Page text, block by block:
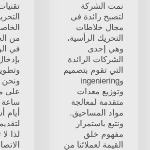
نمت الشركة
لتصبح رائدة في
مجال خلاطات
التحريك الرأسية،
وهي إحدى
الشركات الرائدة
التي تقوم بتصميم
وingeniering
وتوزيع معدات
متقدمة لمعالجة
مواد المساحيق.
ونتبع باستمرار
مفهوم خلق
القيمة لعملائنا من
من
في
ونحن
أيام
لذا